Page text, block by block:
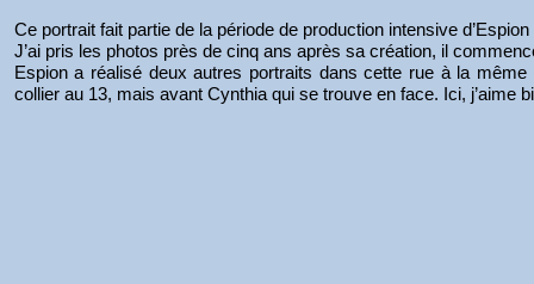
Ce portrait fait partie de la période de production intensive
J’ai pris les photos près de cinq ans après sa création, il
Espion a réalisé deux autres portraits dans cette rue à la
collier au 13, mais avant Cynthia qui se trouve en face. Ici, j’aime